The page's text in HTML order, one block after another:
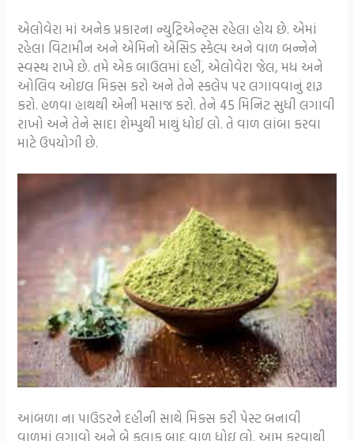
એલોવેરા માં અનેક પ્રકારના ન્યુટ્રિએન્ટ્સ રહેલા હોય છે. એમાં
રહેલા વિટામીન અને એમિનો એસિડ સ્કેલ્પ અને વાળ બન્નેને
સ્વસ્થ રાખે છે. તમે એક બાઉલમાં દહીં, એલોવેરા જેલ, મધ અને
ઓલિવ ઓઇલ મિક્સ કરો અને તેને સ્કલેપ પર લગાવવાનું શરૂ
કરો. હળવા હાથથી એની મસાજ કરો. તેને 45 મિનિટ સુધી લગાવી
રાખો અને તેને સાદા શેમ્પુથી માથું ધોઈ લો. તે વાળ લાંબા કરવા
માટે ઉપયોગી છે.
આંબળા ના પાઉડરને દહીની સાથે મિક્સ કરી પેસ્ટ બનાવી
વાળમાં લગાવો અને બે કલાક બાદ વાળ ધોઇ લો. આમ કરવાથી